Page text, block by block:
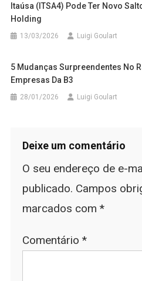
Itaúsa (ITSA4) Pode Ter Novo
Holding
13/03/2026 Luigi Goulart
5 Mudanças Surpreendentes No
Empresas Da B3
28/01/2026 Luigi Goulart
Deixe um comentário
O seu endereço de e-
publicado. Campos
marcados com *
Comentário *